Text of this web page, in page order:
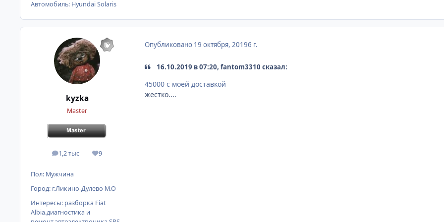
Автомобиль: Hyundai Solaris
kyzka
Master
1,2 тыс
сообщения9
Репутация
Пол: Мужчина
Город: г.Ликино-Дулево М.О
Интересы: разборка Fiat
Albia.диагностика и
Опубликовано 19 октября, 20196 г.
16.10.2019 в 07:20, fantom3310 сказал:
45000 с моей доставкой
жестко....